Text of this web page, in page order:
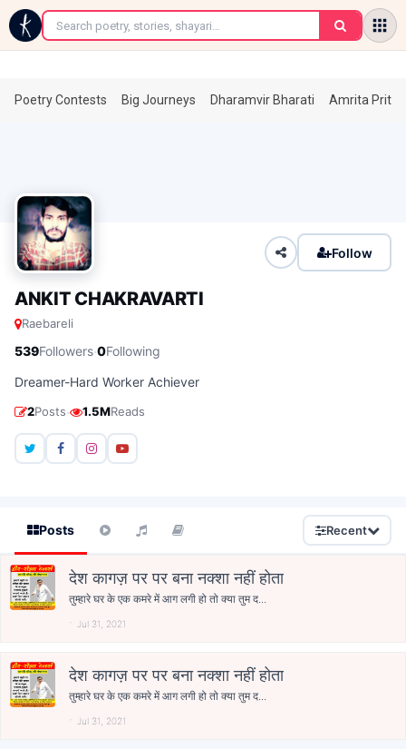
←
Poetry Contests Big Journeys Dharamvir Bharati Amrita
Follow
ANKIT CHAKRAVARTI
Raebareli
539Followers·0Following
Dreamer-Hard Worker Achiever
2Posts· 1.5MReads
Posts Recent
देश कागज़ पर पर बना नक्शा नहीं होता
तुम्हारे घर के एक कमरे में आग लगी हो तो क्या तुम द...
Jul 31, 2021
देश कागज़ पर पर बना नक्शा नहीं होता
तुम्हारे घर के एक कमरे में आग लगी हो तो क्या तुम द...
Jul 31, 2021